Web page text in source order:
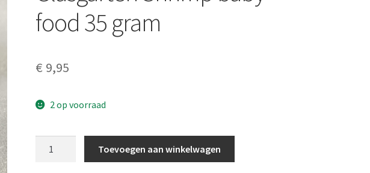
food 35 gram
€ 9,95
2 op voorraad
Toevoegen aan winkelwagen